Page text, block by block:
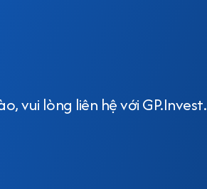
vui lòng liên hệ với GP.Invest.